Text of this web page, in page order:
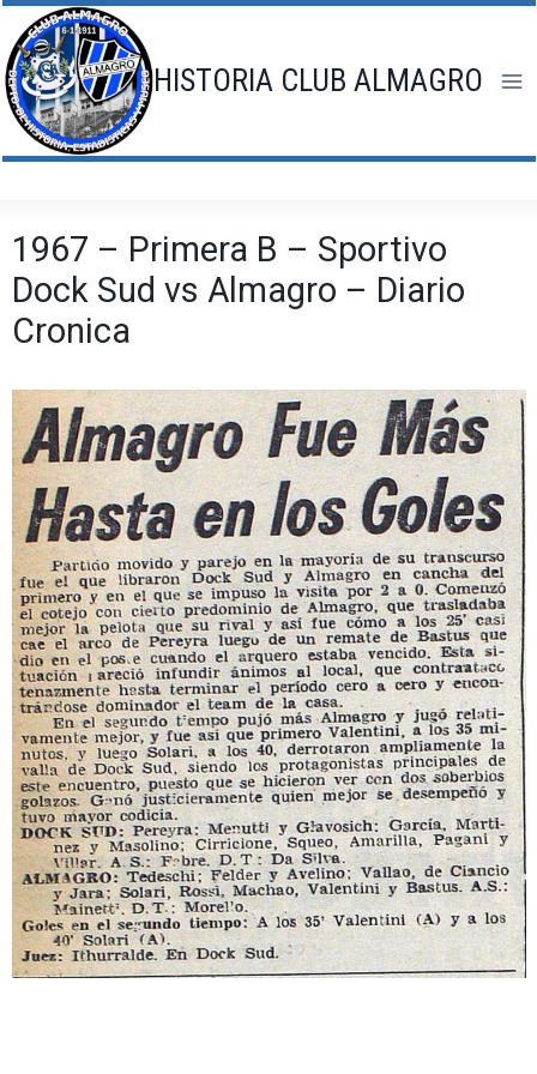
Saltar
al
contenido
HISTORIA CLUB ALMAGRO
1967 – Primera B – Sportivo
Dock Sud vs Almagro – Diario
Cronica